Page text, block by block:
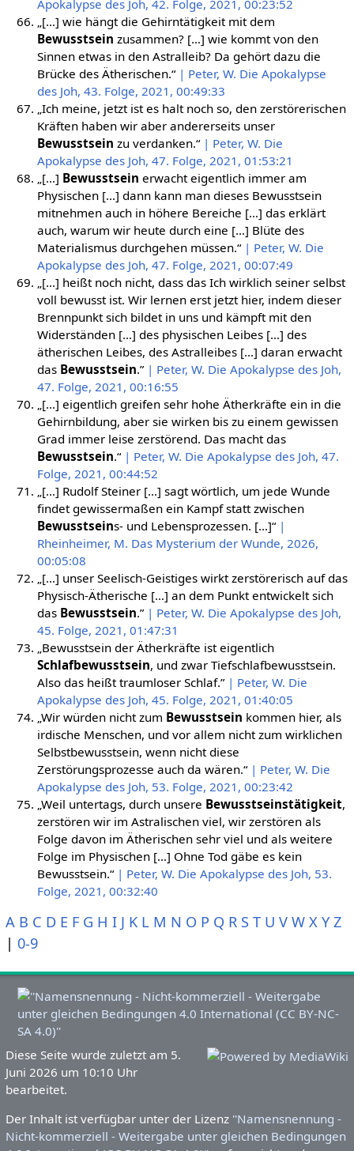
Apokalypse des Joh, 42. Folge, 2021, 00:23:52
„[…] wie hängt die Gehirntätigkeit mit dem
Bewusstsein zusammen? […] wie kommt von den
Sinnen etwas in den Astralleib? Da gehört dazu die
Brücke des Ätherischen.“ | Peter, W. Die Apokalypse
des Joh, 43. Folge, 2021, 00:49:33
„Ich meine, jetzt ist es halt noch so, den zerstörerischen
Kräften haben wir aber andererseits unser
Bewusstsein zu verdanken.“ | Peter, W. Die
Apokalypse des Joh, 47. Folge, 2021, 01:53:21
„[…] Bewusstsein erwacht eigentlich immer am
Physischen […] dann kann man dieses Bewusstsein
mitnehmen auch in höhere Bereiche […] das erklärt
auch, warum wir heute durch eine […] Blüte des
Materialismus durchgehen müssen.“ | Peter, W. Die
Apokalypse des Joh, 47. Folge, 2021, 00:07:49
„[…] heißt noch nicht, dass das Ich wirklich seiner selbst
voll bewusst ist. Wir lernen erst jetzt hier, indem dieser
Brennpunkt sich bildet in uns und kämpft mit den
Widerständen […] des physischen Leibes […] des
ätherischen Leibes, des Astralleibes […] daran erwacht
das Bewusstsein.” | Peter, W. Die Apokalypse des Joh,
47. Folge, 2021, 00:16:55
„[…] eigentlich greifen sehr hohe Ätherkräfte ein in die
Gehirnbildung, aber sie wirken bis zu einem gewissen
Grad immer leise zerstörend. Das macht das
Bewusstsein.“ | Peter, W. Die Apokalypse des Joh, 47.
Folge, 2021, 00:44:52
„[…] Rudolf Steiner […] sagt wörtlich, um jede Wunde
findet gewissermaßen ein Kampf statt zwischen
Bewusstseins- und Lebensprozessen. […]“ |
Rheinheimer, M. Das Mysterium der Wunde, 2026,
00:05:08
„[…] unser Seelisch-Geistiges wirkt zerstörerisch auf das
Physisch-Ätherische […] an dem Punkt entwickelt sich
das Bewusstsein.” | Peter, W. Die Apokalypse des Joh,
45. Folge, 2021, 01:47:31
„Bewusstsein der Ätherkräfte ist eigentlich
Schlafbewusstsein, und zwar Tiefschlafbewusstsein.
Also das heißt traumloser Schlaf.” | Peter, W. Die
Apokalypse des Joh, 45. Folge, 2021, 01:40:05
„Wir würden nicht zum Bewusstsein kommen hier, als
irdische Menschen, und vor allem nicht zum wirklichen
Selbstbewusstsein, wenn nicht diese
Zerstörungsprozesse auch da wären.“ | Peter, W. Die
Apokalypse des Joh, 53. Folge, 2021, 00:23:42
„Weil untertags, durch unsere Bewusstseinstätigkeit,
zerstören wir im Astralischen viel, wir zerstören als
Folge davon im Ätherischen sehr viel und als weitere
Folge im Physischen […] Ohne Tod gäbe es kein
Bewusstsein.“ | Peter, W. Die Apokalypse des Joh, 53.
Folge, 2021, 00:32:40
A B C D E F G H I J K L M N O P Q R S T U V W X Y Z
| 0-9
Diese Seite wurde zuletzt am 5.
Juni 2026 um 10:10 Uhr
bearbeitet.
Der Inhalt ist verfügbar unter der Lizenz ''Namensnennung -
Nicht-kommerziell - Weitergabe unter gleichen Bedingungen